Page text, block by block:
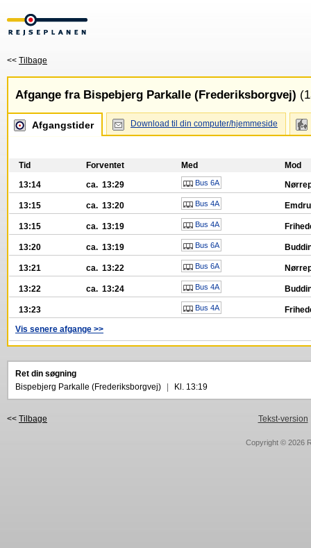
<< Tilbage
Afgange fra Bispebjerg Parkalle (Frederiksborgvej)
Afgangstider Download til din computer/hjemmeside
Tid Forventet Med
Mod
13:14
ca. 13:29 Bus 6A
13:15 ca. 13:20 Bus 4A
13:15 ca. 13:19 Bus 4A
13:20 ca. 13:19 Bus 6A
13:21 ca. 13:22 Bus 6A
13:22 ca. 13:24 Bus 4A
13:23 Bus 4A
Vis senere afgange >>
Ret din søgning
Bispebjerg Parkalle (Frederiksborgvej)
Kl. 13:19
<< Tilbage Tekst-version
Copyright © 2026